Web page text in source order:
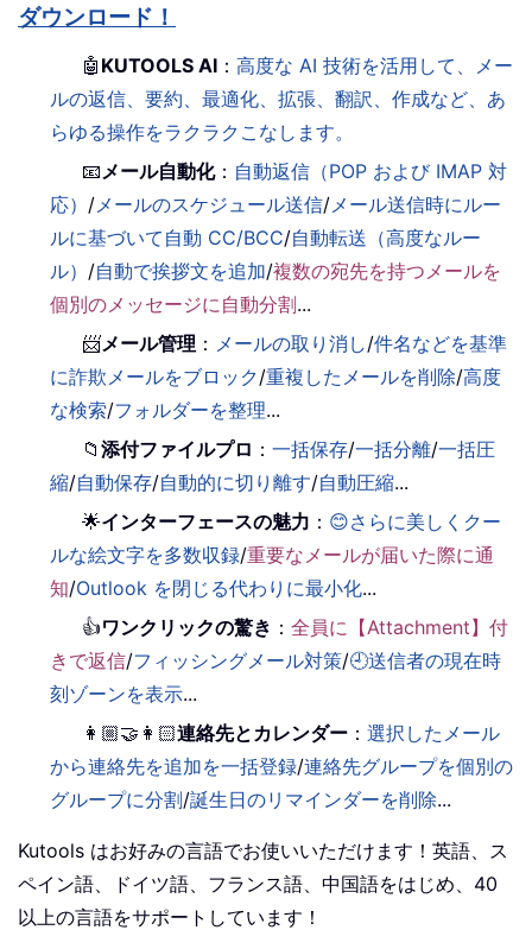
ダウンロード！
🤖 KUTOOLS AI ：高度な AI 技術を活用して、メー
ルの返信、要約、最適化、拡張、翻訳、作成など、あ
らゆる操作をラクラクこなします。
📧メール自動化： 自動返信（POP および IMAP 対
応） /メールのスケジュール送信/メール送信時にルー
ルに基づいて自動 CC/BCC/自動転送（高度なルー
ル） /自動で挨拶文を追加/複数の宛先を持つメールを
個別のメッセージに自動分割...
📨メール管理 ： メールの取り消し/件名などを基準
に詐欺メールをブロック/重複したメールを削除/高度
な検索/フォルダーを整理...
📁添付ファイルプロ ：一括保存/一括分離/一括圧
縮/自動保存/自動的に切り離す/自動圧縮...
🌟インターフェースの魅力 ： 😊さらに美しくクー
ルな絵文字を多数収録/重要なメールが届いた際に通
知/Outlook を閉じる代わりに最小化...
👍ワンクリックの驚き ：全員に【Attachment】付
きで返信/フィッシングメール対策/🕘送信者の現在時
刻ゾーンを表示...
👩🏼‍🤝‍👩🏻連絡先とカレンダー ：選択したメール
から連絡先を追加を一括登録/連絡先グループを個別の
グループに分割/誕生日のリマインダーを削除...
Kutools はお好みの言語でお使いいただけます！英語、ス
ペイン語、ドイツ語、フランス語、中国語をはじめ、40
以上の言語をサポートしています！